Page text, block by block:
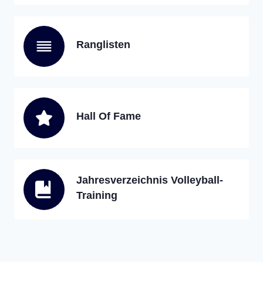
Ranglisten
Hall Of Fame
Jahresverzeichnis Volleyball-
Training